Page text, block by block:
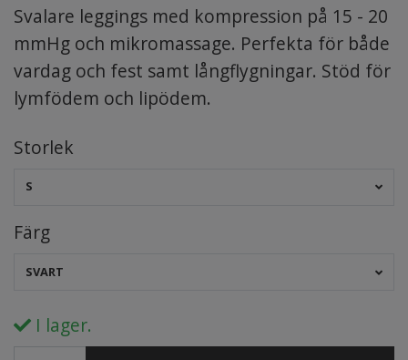
Svalare leggings med kompression på 15 - 20
mmHg och mikromassage. Perfekta för både
vardag och fest samt långflygningar. Stöd för
lymfödem och lipödem.
Storlek
S
Färg
SVART
I lager.